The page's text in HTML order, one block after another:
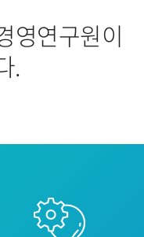
영연구원이
.